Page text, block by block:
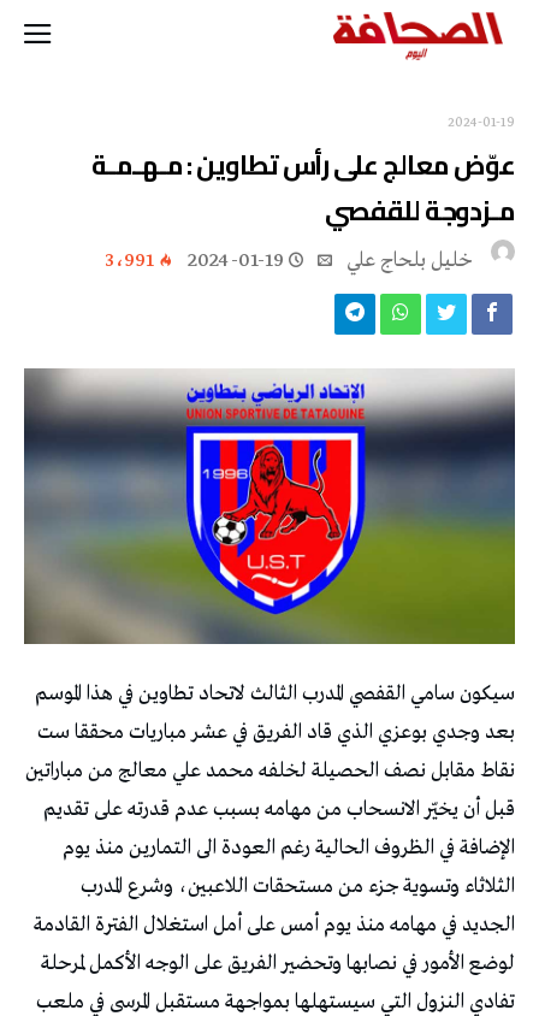
2024-01-19
عوّض معالج على رأس تطاوين : مـهـمـة
مـزدوجة للقفصي
خليل‭ ‬بلحاج‭ ‬علي 2024-01-19 3٬991
سيكون سامي القفصي المدرب الثالث لاتحاد تطاوين في هذا الموسم
بعد وجدي بوعزي الذي قاد الفريق في عشر مباريات محققا ست
نقاط مقابل نصف الحصيلة لخلفه محمد علي معالج من مباراتين
قبل أن يخيّر الانسحاب من مهامه بسبب عدم قدرته على تقديم
الإضافة في الظروف الحالية رغم العودة الى التمارين منذ يوم
الثلاثاء وتسوية جزء من مستحقات اللاعبين، وشرع المدرب
الجديد في مهامه منذ يوم أمس على أمل استغلال الفترة القادمة
لوضع الأمور في نصابها وتحضير الفريق على الوجه الأكمل لمرحلة
تفادي النزول التي سيستهلها بمواجهة مستقبل المرسى في ملعب